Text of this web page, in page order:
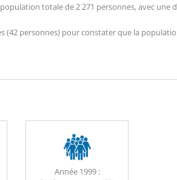
totale de 2 271 personnes, avec une
(42 personnes) pour constater que la
Année 1999 :